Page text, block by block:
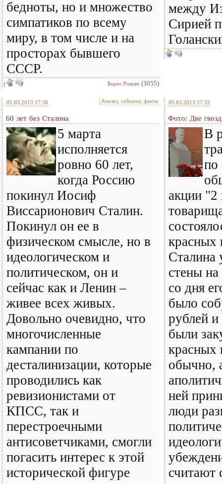
бедноты, но и множество
симпатиков по всему
миру, в том числе и на
просторах бывшего
СССР.
1 Борис Рожин (3055)
между
Сирией
05.03.2013 17:38 Анализ, события, факты
60 лет без Сталина
5 марта
исполняется
ровно 60 лет,
когда Россию
покинул Иосиф
Виссарионович Сталин.
Покинул он ее в
физическом смысле, но в
идеологическом и
политическом, он и
сейчас как и Ленин –
живее всех живых.
Довольно очевидно, что
многочисленные
кампании по
десталинизации, которые
проводились как
ревизионистами от
КПСС, так и
перестроечными
антисоветчиками, смогли
погасить интерес к этой
исторической фигуре
05.03.2013 17:35
Фото: Две
В
по
акции "2
красных
Сталина
стены
со дня
было
рублей и
были
красных
обычно,
ней
люди
считают